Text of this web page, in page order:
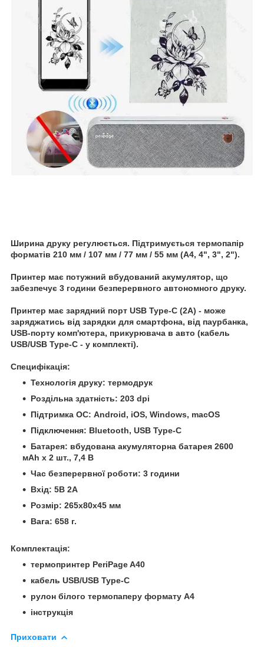
Ширина друку регулюється. Підтримується термопапір
форматів 210 мм / 107 мм / 77 мм / 55 мм (А4, 4", 3", 2").
Принтер має потужний вбудований акумулятор, що
забезпечує 3 години безперервного автономного друку.
Принтер має зарядний порт USB Type-C (2A) - може
заряджатись від зарядки для смартфона, від паурбанка,
USB-порту комп'ютера, прикурювача в авто (кабель
USB/USB Type-C - у комплекті).
Специфікація:
Технологія друку: термодрук
Роздільна здатність: 203 dpi
Підтримка ОС: Android, iOS, Windows, macOS
Підключення: Bluetooth, USB Type-C
Батарея: вбудована акумуляторна батарея 2600
мАh x 2 шт., 7,4 В
Час безперервної роботи: 3 години
Вхід: 5В 2А
Розмір: 265x80x45 мм
Вага: 658 г.
Комплектація:
термопринтер PeriPage A40
кабель USB/USB Type-C
рулон білого термопаперу формату А4
інструкція
Приховати